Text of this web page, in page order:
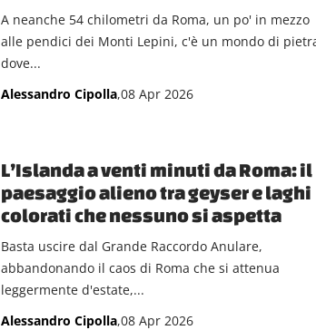
A neanche 54 chilometri da Roma, un po' in mezzo
alle pendici dei Monti Lepini, c'è un mondo di
dove...
Alessandro Cipolla,08 Apr 2026
L’Islanda a venti minuti da Roma: il
paesaggio alieno tra geyser e laghi
colorati che nessuno si aspetta
Basta uscire dal Grande Raccordo Anulare,
abbandonando il caos di Roma che si attenua
leggermente d'estate,...
Alessandro Cipolla,08 Apr 2026